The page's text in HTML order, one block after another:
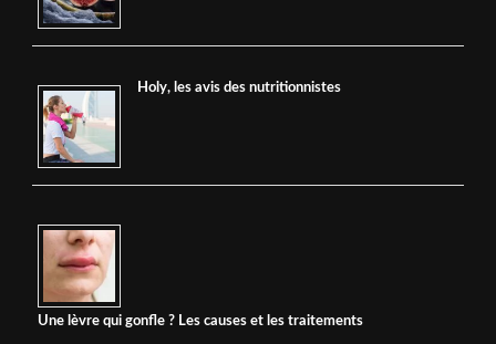
Holy, les avis des nutritionnistes
Une lèvre qui gonfle ? Les causes et les traitements